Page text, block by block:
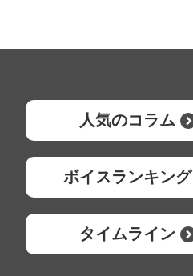
人気のコラム
ボイスランキング
タイムライン